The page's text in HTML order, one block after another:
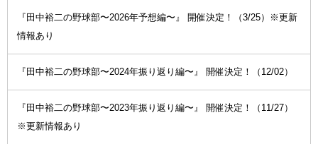
『田中裕二の野球部〜2026年予想編〜』 開催決定！（3/25）※更新
情報あり
『田中裕二の野球部〜2024年振り返り編〜』 開催決定！（12/02）
『田中裕二の野球部〜2023年振り返り編〜』 開催決定！（11/27）
※更新情報あり